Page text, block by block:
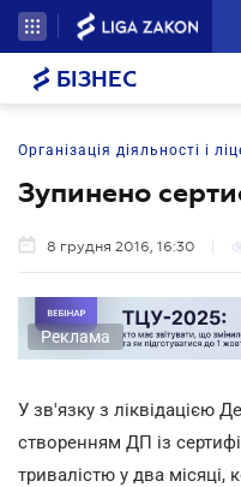
БІЗНЕС
Організація діяльності і
Зупинено
8 грудня 2016, 16:30
Реклама
У зв'язку з ліквідацією
створенням ДП із
тривалістю у два місяці,